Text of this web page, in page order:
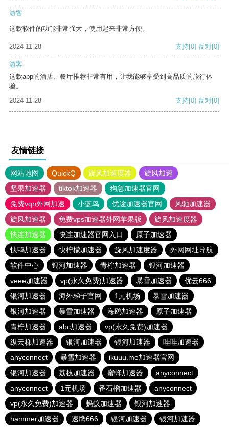
游客
这款软件的功能非常强大，使用起来非常方便。
2024-11-28 支持[0] 反对[0]
游客
这款app的酒店、餐厅推荐非常有用，让我能够享受到高品质的旅行体
验。
2024-11-28
支持[0] 反对[0]
友情链接
网站地图 QuickQ 旋风加速度器
旋风加速
坚果加速器
tiktok加速器
狗急加速器官网
免费vqn外网加速
小蓝鸟 优途加速器官网
风驰加速器
旋风加速器
免费vps加速器外网苹果版
旋风加速度器
快连加速器
快连加速器官网入口
原子加速器
快鸭加速器
快柠檬加速器 旋风加速度器
外网网址导航
软件中心
银河加速器 青柠加速器
银河加速器
veee加速器
vp(永久免费)加速器 暴雪加速器
优云666
银河加速器
海外梯子官网 1元机场
暴雪加速器
银河加速器
暴雪加速器 海鸥加速器
原子加速器
青柠加速器
abc加速器
vp(永久免费)加速器
纵云梯加速器
银河加速器 银河加速器
哇哇加速器
anyconnect
暴雪加速器
ikuuu.me加速器官网
银河加速器
荔枝加速器 蜜蜂加速器
anyconnect
anyconnect
1元机场 番石榴加速器
anyconnect
vp(永久免费)加速器
蚂蚁加速器
银河加速器
hammer加速器
速鹰666 银河加速器 银河加速器